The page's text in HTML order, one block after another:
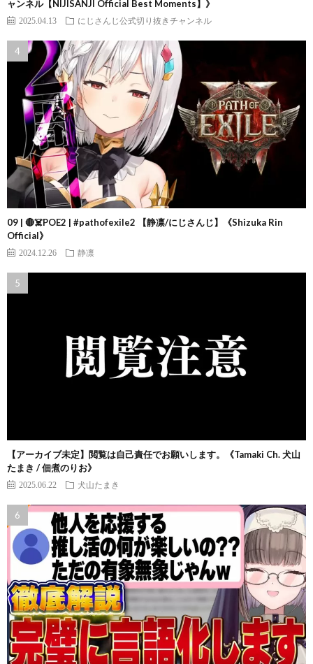
ャンネル【NIJISANJI Official Best Moments】》
2025.04.13 にじさんじ公式切り抜きチャンネル
09 | 🔴☠️POE2 | #pathofexile2 【静凛/にじさんじ】《Shizuka Rin
Official》
2024.12.26 静凛
【アーカイブ未定】閲覧は自己責任でお願いします。《Tamaki Ch. 犬山
たまき / 佃煮のりお》
2025.06.22 犬山たまき